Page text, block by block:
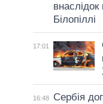
Білопіллі
17:01
16:48
Сербія